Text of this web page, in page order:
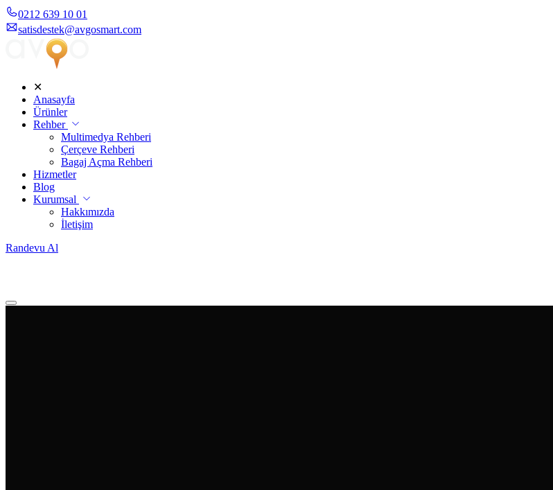
0212 639 10 01
satisdestek@avgosmart.com
✕
Anasayfa
Ürünler
Rehber
Multimedya Rehberi
Çerçeve Rehberi
Bagaj Açma Rehberi
Hizmetler
Blog
Kurumsal
Hakkımızda
İletişim
Randevu Al